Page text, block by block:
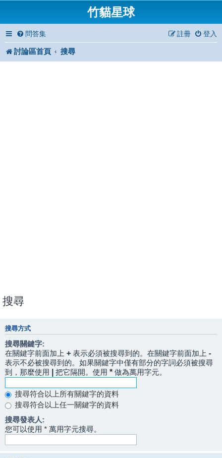
竹貓星球
問答集 登入
註冊
討論區首頁 搜尋
搜尋
搜尋方式
搜尋關鍵字:
在關鍵字前面加上 + 表示必須被搜尋到的。在關鍵字前面加上 -
表示不必被搜尋到的。如果關鍵字中僅有部分的字詞必須被搜尋
到，那麼使用
把它隔開。使用 * 做為萬用字元。
搜尋符合以上所有關鍵字的資料
搜尋符合以上任一關鍵字的資料
搜尋發表人:
您可以使用 * 萬用字元搜尋。